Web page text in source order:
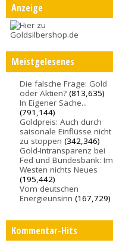
Anzeige
Meistgelesenes
Die falsche Frage: Gold
oder Aktien? (813,635)
In Eigener Sache...
(791,144)
Goldpreis: Auch durch
saisonale Einflüsse nicht
zu stoppen (342,346)
Gold-Intransparenz bei
Fed und Bundesbank: Im
Westen nichts Neues
(195,442)
Vom deutschen
Energieunsinn (167,729)
Kommentar-Hits